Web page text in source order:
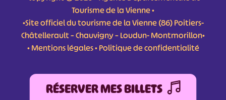
Tourisme de la Vienne •
•Site officiel du tourisme de la Vienne (86) Poitiers-
Châtellerault – Chauvigny – Loudun- Montmorillon•
•Mentions légales•Politique de confidentialité
RÉSERVER MES BILLETS